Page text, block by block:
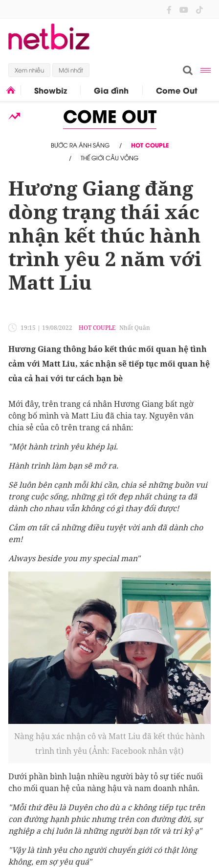
Xem nhiều Mới nhất
Showbiz Gia đình Come Out
COME OUT
BƯỚC RA ÁNH SÁNG
HOT COUPLE
THẾ GIỚI CẦU VỒNG
Hương Giang đăng
dòng trạng thái xác
nhận kết thúc hành
trình yêu 2 năm với
Matt Liu
19:15 | 19/08/2022 HOT COUPLE Nhất Quân
Hương Giang thông báo kết thúc mối quan hệ tình
cảm với Matt Liu, xác nhận sẽ tiếp tục mối quan hệ
của cả hai với tư cách bạn bè
Mới đây, trên trang cá nhân Hương Giang bất ngờ
công bố mình và Matt Liu đã chia tay. Nguyên văn
chia sẻ của cô trên trang cá nhân:
"Một hành trình yêu khép lại.
Hành trình làm bạn sẽ mở ra.
Sẽ luôn bên cạnh mỗi khi cần, chia sẻ những buồn vui
trong cuộc sống, những gì tốt đẹp nhất chúng ta đã
dành cho nhau vẫn không có gì thay đổi được!
Cảm ơn tất cả những điều tuyệt vời anh đã dành cho
em!
Always beside you my special man"
Nàng hậu xác nhận cô và Matt Liu đã kết thúc hành
trình tình yêu (Ảnh: Facebook nhân vật)
Dưới phần bình luận nhiều người bày tỏ sự tiếc nuối
cho mối quan hệ của nàng hậu và nam doanh nhân.
"Mỗi thứ đều là Duyên cho dù a c không tiếp tục trên
con đường hạnh phúc nhưng trên con đường đời, sự
nghiệp a chị luôn là những người bạn tốt và tri kỷ ạ"
"Vậy là tình yêu cho người chuyển giới có thật lòng
không, em sợ yêu quá"